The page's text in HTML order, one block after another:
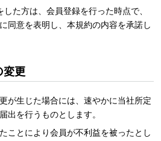
た方は、会員登録を行った時点で、
同意を表明し、本規約の内容を承諾し
更
が生じた場合には、速やかに当社所定
出を行うものとします。
ことにより会員が不利益を被ったとし